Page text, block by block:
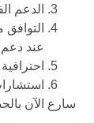
الدعم
عند دعم
سارع الآن